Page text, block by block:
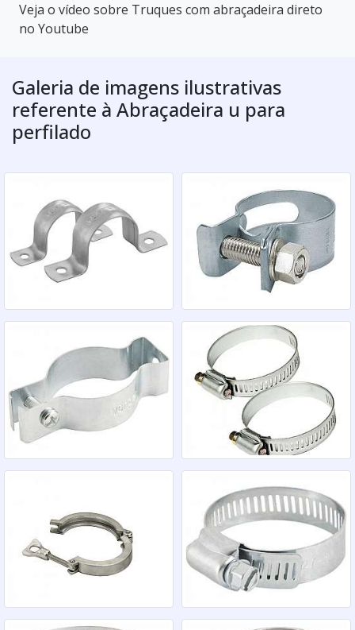
Veja o vídeo sobre Truques com abraçadeira direto
no Youtube
Galeria de imagens ilustrativas
referente à Abraçadeira u para
perfilado